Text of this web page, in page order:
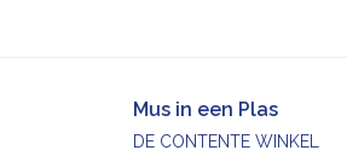
Mus in een Plas
DE CONTENTE WINKEL